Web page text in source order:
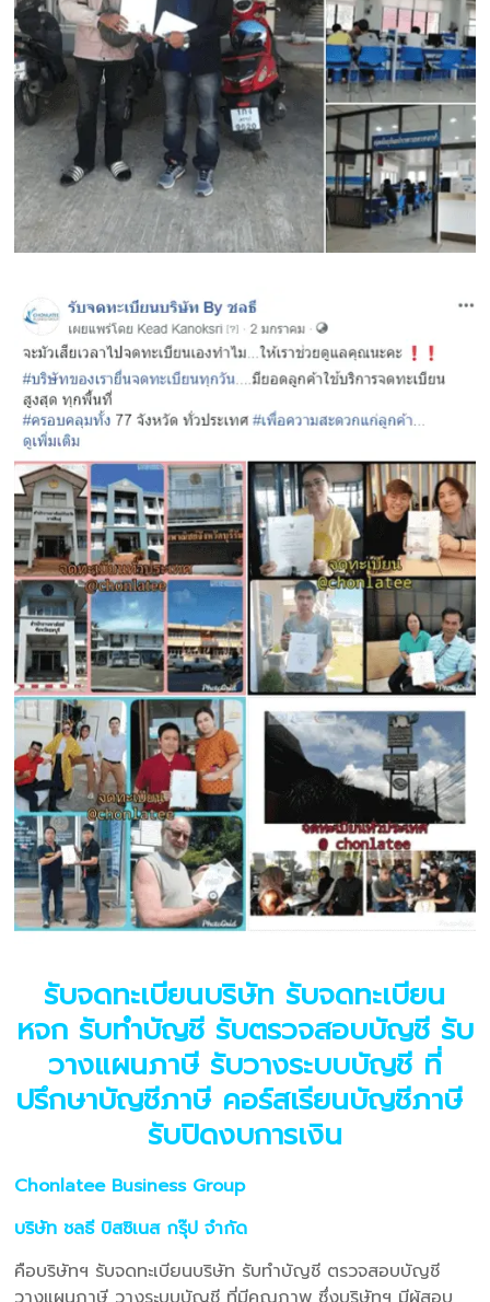
รับจดทะเบียนบริษัท รับจดทะเบียน
หจก รับทำบัญชี รับตรวจสอบบัญชี รับ
วางแผนภาษี รับวางระบบบัญชี ที่
ปรึกษาบัญชีภาษี คอร์สเรียนบัญชีภาษี
รับปิดงบการเงิน
Chonlatee Business Group
บริษัท ชลธี บิสซิเนส กรุ๊ป จำกัด
คือบริษัทฯ รับจดทะเบียนบริษัท รับทำบัญชี ตรวจสอบบัญชี